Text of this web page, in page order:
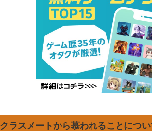
クラスメートから慕われることについ